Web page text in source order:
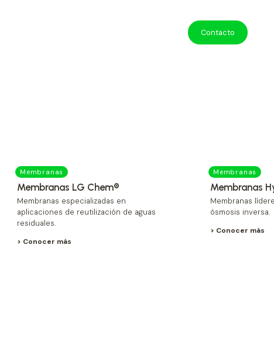
Contacto
Membranas
Membranas LG Chem®
Membranas especializadas en
aplicaciones de reutilización de aguas
residuales.
> Conocer más
Membranas
Membranas
Membranas
ósmosis inversa.
> Conocer más